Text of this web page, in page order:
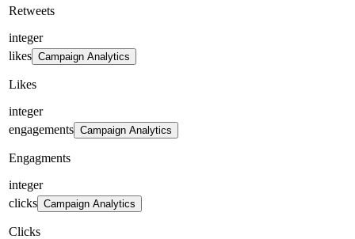
Retweets
integer
likes Campaign Analytics
Likes
integer
engagements Campaign Analytics
Engagments
integer
clicks Campaign Analytics
Clicks